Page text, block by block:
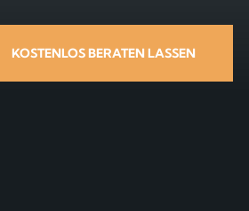
KOSTENLOS BERATEN LASSEN